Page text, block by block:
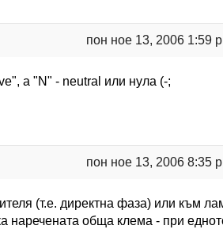
пон ное 13, 2006 1:59
а "N" - neutral или нула (-;
пон ное 13, 2006 8:35
(т.е. директна фаза) или към
наречената обща клема - при